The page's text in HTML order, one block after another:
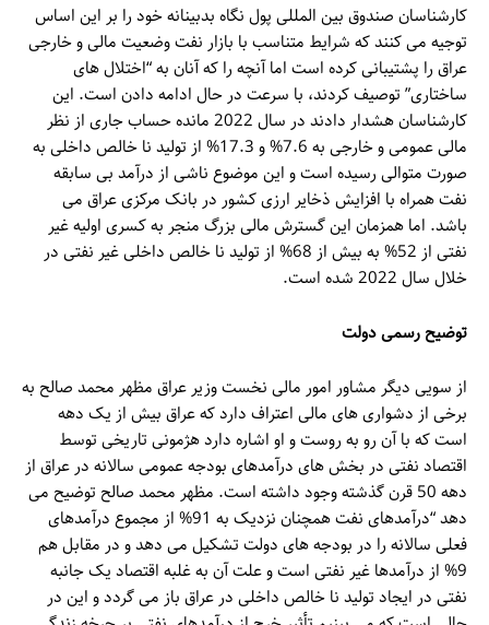
کارشناسان صندوق بین المللی پول نگاه بدبینانه خود را بر این اساس
توجیه می کنند که شرایط متناسب با بازار نفت وضعیت مالی و خارجی
عراق را پشتیبانی کرده است اما آنچه را که آنان به “اختلال های
ساختاری” توصیف کردند، با سرعت در حال ادامه دادن است. این
کارشناسان هشدار دادند در سال 2022 مانده حساب جاری از نظر
مالی عمومی و خارجی به 7.6% و 17.3% از تولید نا خالص داخلی به
صورت متوالی رسیده است و این موضوع ناشی از درآمد بی سابقه
نفت همراه با افزایش ذخایر ارزی کشور در بانک مرکزی عراق می
باشد. اما همزمان این گسترش مالی بزرگ منجر به کسری اولیه غیر
نفتی از 52% به بیش از 68% از تولید نا خالص داخلی غیر نفتی در
خلال سال 2022 شده است.
توضیح رسمی دولت
از سویی دیگر مشاور امور مالی نخست وزیر عراق مظهر محمد صالح به
برخی از دشواری های مالی اعتراف دارد که عراق بیش از یک دهه
است که با آن رو به روست و او اشاره دارد هژمونی تاریخی توسط
اقتصاد نفتی در بخش های درآمدهای بودجه عمومی سالانه در عراق از
دهه 50 قرن گذشته وجود داشته است. مظهر محمد صالح توضیح می
دهد “درآمدهای نفت همچنان نزدیک به 91% از مجموع درآمدهای
فعلی سالانه را در بودجه های دولت تشکیل می دهد و در مقابل هم
9% از درآمدها غیر نفتی است و علت آن به غلبه اقتصاد یک جانبه
نفتی در ایجاد تولید نا خالص داخلی در عراق باز می گردد و این در